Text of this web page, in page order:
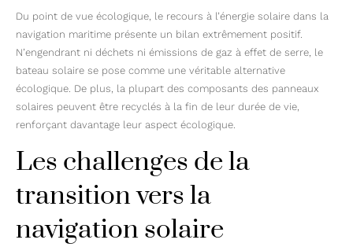
Du point de vue écologique, le recours à l’énergie solaire dans la
navigation maritime présente un bilan extrêmement positif.
N’engendrant ni déchets ni émissions de gaz à effet de serre, le
bateau solaire se pose comme une véritable alternative
écologique. De plus, la plupart des composants des panneaux
solaires peuvent être recyclés à la fin de leur durée de vie,
renforçant davantage leur aspect écologique.
Les challenges de la
transition vers la
navigation solaire